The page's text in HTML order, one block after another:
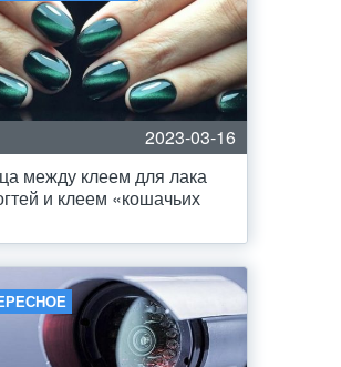
2023-03-16
между клеем для лака
и клеем «кошачьих